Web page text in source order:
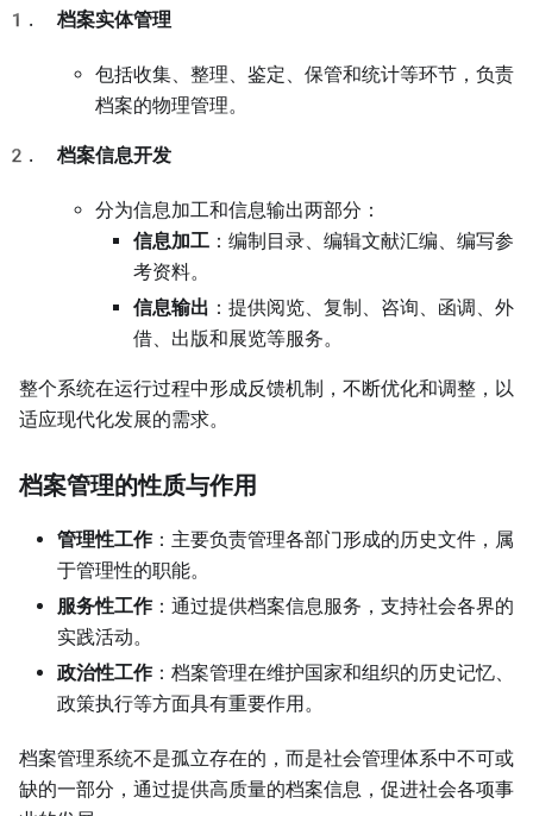
档案实体管理
包括收集、整理、鉴定、保管和统计等环节，负责
档案的物理管理。
档案信息开发
分为信息加工和信息输出两部分：
信息加工 ：编制目录、编辑文献汇编、编写参
考资料。
信息输出 ：提供阅览、复制、咨询、函调、外
借、出版和展览等服务。
整个系统在运行过程中形成反馈机制，不断优化和调整，以
适应现代化发展的需求。
档案管理的性质与作用
管理性工作：主要负责管理各部门形成的历史文件，属
于管理性的职能。
服务性工作：通过提供档案信息服务，支持社会各界的
实践活动。
政治性工作：档案管理在维护国家和组织的历史记忆、
政策执行等方面具有重要作用。
档案管理系统不是孤立存在的，而是社会管理体系中不可或
缺的一部分，通过提供高质量的档案信息，促进社会各项事